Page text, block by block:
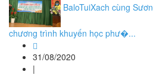
BaloTuiXach cùng
chương trình khuyến học phư�...
31/08/2020
|